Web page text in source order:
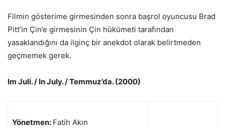
Filmin gösterime girmesinden sonra başrol oyuncusu Brad
Pitt’in Çin’e girmesinin Çin hükümeti tarafından
yasaklandığını da ilginç bir anekdot olarak belirtmeden
geçmemek gerek.
Im Juli. / In July. / Temmuz’da. (2000)
Yönetmen: Fatih Akın